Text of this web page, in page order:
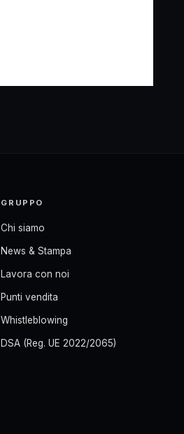
GRUPPO
Chi siamo
News & Stampa
Lavora con noi
Punti vendita
Whistleblowing
DSA (Reg. UE 2022/2065)